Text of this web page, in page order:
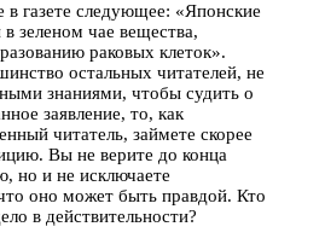
в газете следующее: «Японские
зеленом чае вещества,
раковых клеток».
остальных читателей, не
знаниями, чтобы судить о
заявление, то, как
читатель, займете скорее
Вы не верите до конца
но и не исключаете
оно может быть правдой. Кто
в действительности?